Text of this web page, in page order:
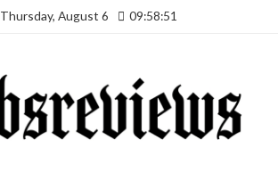
Thursday, August 6 09:58:52